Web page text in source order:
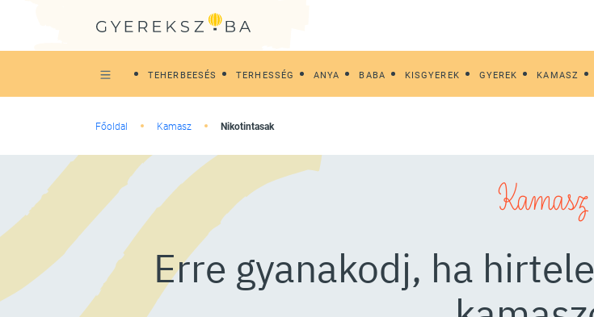
TEHERBEESÉS TERHESSÉG ANYA BABA KISGYEREK GYEREK KAMASZ
Főoldal Kamasz Nikotintasak
Kamasz
Erre gyanakodj, ha